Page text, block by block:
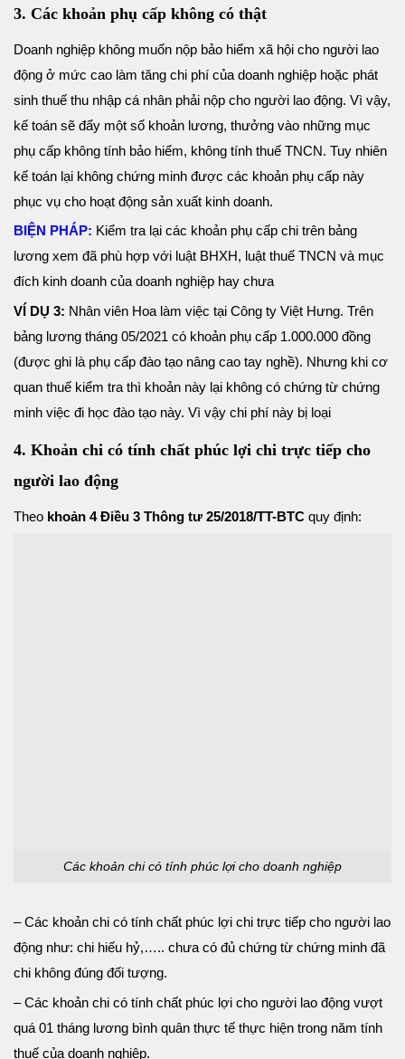
3. Các khoản phụ cấp không có thật
Doanh nghiệp không muốn nộp bảo hiểm xã hội cho người lao
động ở mức cao làm tăng chi phí của doanh nghiệp hoặc phát
sinh thuế thu nhập cá nhân phải nộp cho người lao động. Vì vậy,
kế toán sẽ đẩy một số khoản lương, thưởng vào những mục
phụ cấp không tính bảo hiểm, không tính thuế TNCN. Tuy nhiên
kế toán lại không chứng minh được các khoản phụ cấp này
phục vụ cho hoạt động sản xuất kinh doanh.
BIỆN PHÁP: Kiểm tra lại các khoản phụ cấp chi trên bảng
lương xem đã phù hợp với luật BHXH, luật thuế TNCN và mục
đích kinh doanh của doanh nghiệp hay chưa
VÍ DỤ 3: Nhân viên Hoa làm việc tại Công ty Việt Hưng. Trên
bảng lương tháng 05/2021 có khoản phụ cấp 1.000.000 đồng
(được ghi là phụ cấp đào tạo nâng cao tay nghề). Nhưng khi cơ
quan thuế kiểm tra thì khoản này lại không có chứng từ chứng
minh việc đi học đào tạo này. Vì vậy chi phí này bị loại
4. Khoản chi có tính chất phúc lợi chi trực tiếp cho
người lao động
Theo khoản 4 Điều 3 Thông tư 25/2018/TT-BTC quy định:
Các khoản chi có tính phúc lợi cho doanh nghiệp
– Các khoản chi có tính chất phúc lợi chi trực tiếp cho người lao
động như: chi hiếu hỷ,….. chưa có đủ chứng từ chứng minh đã
chi không đúng đối tượng.
– Các khoản chi có tính chất phúc lợi cho người lao động vượt
quá 01 tháng lương bình quân thực tế thực hiện trong năm tính
thuế của doanh nghiệp.